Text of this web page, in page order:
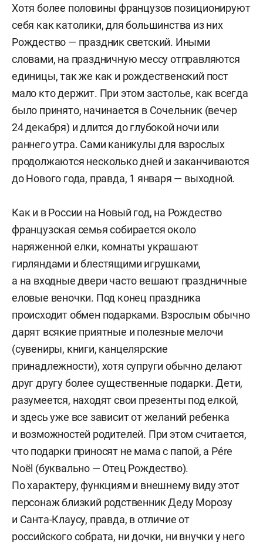
Хотя более половины французов позиционируют
себя как католики, для большинства из них
Рождество — праздник светский. Иными
словами, на праздничную мессу отправляются
единицы, так же как и рождественский пост
мало кто держит. При этом застолье, как всегда
было принято, начинается в Сочельник (вечер
24 декабря) и длится до глубокой ночи или
раннего утра. Сами каникулы для взрослых
продолжаются несколько дней и заканчиваются
до Нового года, правда, 1 января — выходной.
Как и в России на Новый год, на Рождество
французская семья собирается около
наряженной елки, комнаты украшают
гирляндами и блестящими игрушками,
а на входные двери часто вешают праздничные
еловые веночки. Под конец праздника
происходит обмен подарками. Взрослым обычно
дарят всякие приятные и полезные мелочи
(сувениры, книги, канцелярские
принадлежности), хотя супруги обычно делают
друг другу более существенные подарки. Дети,
разумеется, находят свои презенты под елкой,
и здесь уже все зависит от желаний ребенка
и возможностей родителей. При этом считается,
что подарки приносят не мама с папой, а Pére
Noël (буквально — Отец Рождество).
По характеру, функциям и внешнему виду этот
персонаж близкий родственник Деду Морозу
и Санта-Клаусу, правда, в отличие от
российского собрата, ни дочки, ни внучки у него